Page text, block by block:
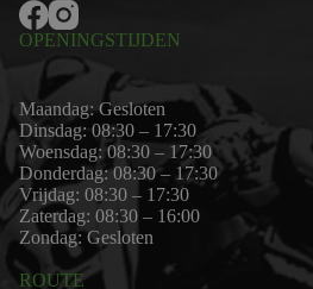
OPENINGSTIJDEN
Maandag: Gesloten
Dinsdag: 08:30 – 17:30
Woensdag: 08:30 – 17:30
Donderdag: 08:30 – 17:30
Vrijdag: 08:30 – 17:30
Zaterdag: 08:30 – 16:00
Zondag: Gesloten
ROUTE